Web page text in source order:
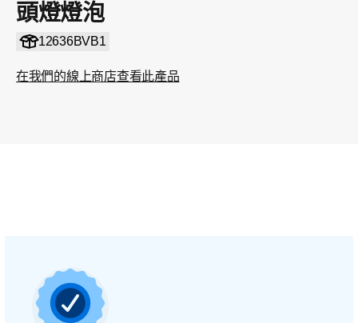
頭燈燈泡
12636BVB1
在我們的線上商店查看此產品